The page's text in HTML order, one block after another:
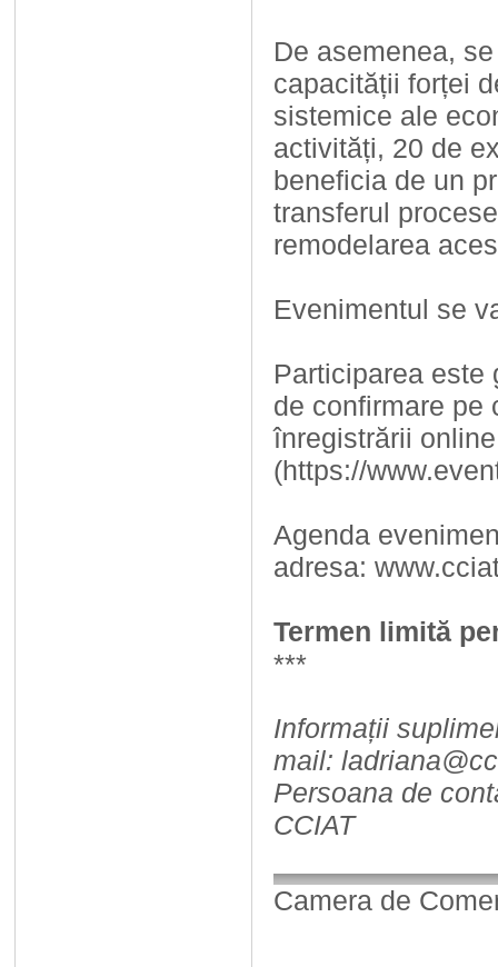
De asemenea,
capacității forței
sistemice ale
activități, 20 de
beneficia de un
transferul
remodelarea
Evenimentul se
Participarea este
de confirmare pe
înregistrării online
(https://
Agenda
adresa:
Termen limită
***
Informații
mail:
Persoana de
CCIAT
Camera de